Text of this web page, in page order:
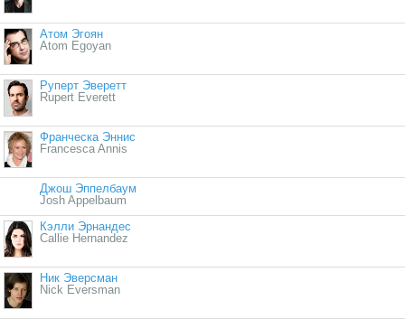
Атом Эгоян
Atom Egoyan
Руперт Эверетт
Rupert Everett
Франческа Эннис
Francesca Annis
Джош Эппелбаум
Josh Appelbaum
Кэлли Эрнандес
Callie Hernandez
Ник Эверсман
Nick Eversman